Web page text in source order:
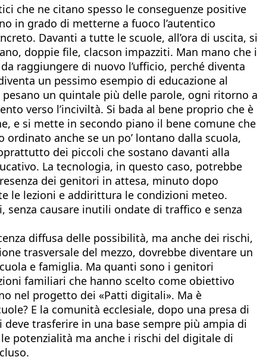
che ne citano spesso le conseguenze positive
in grado di metterne a fuoco l’autentico
Davanti a tutte le scuole, all’ora di uscita, si
doppie file, clacson impazziti. Man mano che i
raggiungere di nuovo l’ufficio, perché diventa
un pessimo esempio di educazione al
un quintale più delle parole, ogni ritorno a
verso l’inciviltà. Si bada al bene proprio che è
e si mette in secondo piano il bene comune che
anche se un po’ lontano dalla scuola,
dei piccoli che sostano davanti alla
La tecnologia, in questo caso, potrebbe
dei genitori in attesa, minuto dopo
le lezioni e addirittura le condizioni meteo.
causare inutili ondate di traffico e senza
diffusa delle possibilità, ma anche dei rischi,
trasversale del mezzo, dovrebbe diventare un
e famiglia. Ma quanti sono i genitori
familiari che hanno scelto come obiettivo
nel progetto dei «Patti digitali». Ma è
E la comunità ecclesiale, dopo una presa di
trasferire in una base sempre più ampia di
potenzialità ma anche i rischi del digitale di